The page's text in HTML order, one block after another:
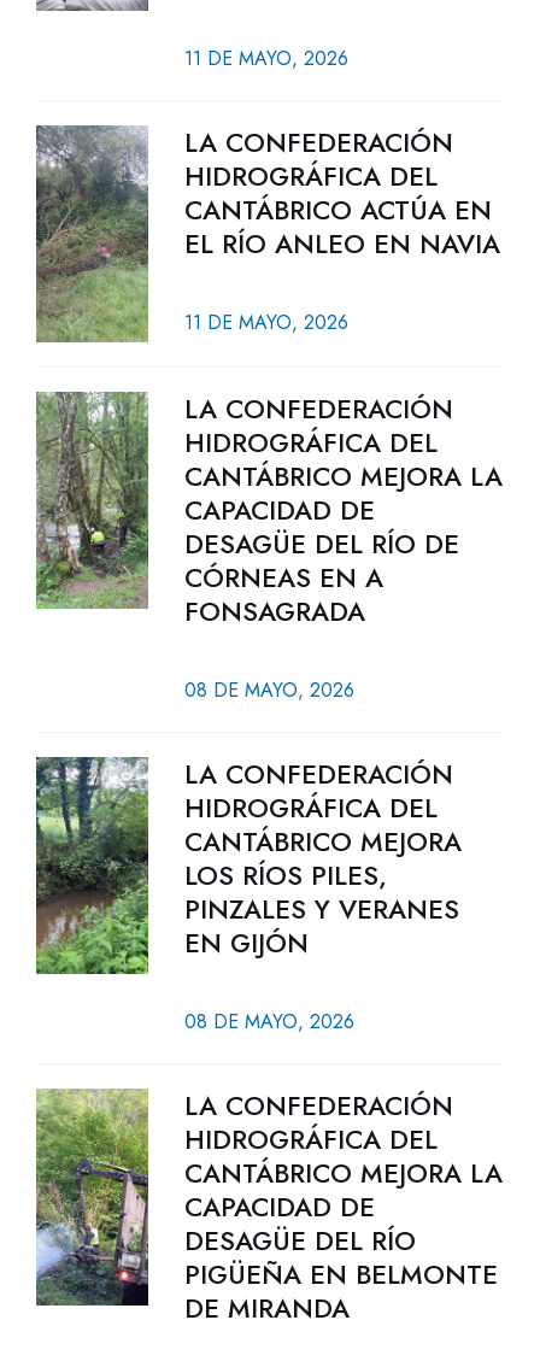
11 DE MAYO, 2026
LA CONFEDERACIÓN
HIDROGRÁFICA DEL
CANTÁBRICO ACTÚA EN
EL RÍO ANLEO EN NAVIA
11 DE MAYO, 2026
LA CONFEDERACIÓN
HIDROGRÁFICA DEL
CANTÁBRICO MEJORA LA
CAPACIDAD DE
DESAGÜE DEL RÍO DE
CÓRNEAS EN A
FONSAGRADA
08 DE MAYO, 2026
LA CONFEDERACIÓN
HIDROGRÁFICA DEL
CANTÁBRICO MEJORA
LOS RÍOS PILES,
PINZALES Y VERANES
EN GIJÓN
08 DE MAYO, 2026
LA CONFEDERACIÓN
HIDROGRÁFICA DEL
CANTÁBRICO MEJORA LA
CAPACIDAD DE
DESAGÜE DEL RÍO
PIGÜEÑA EN BELMONTE
DE MIRANDA